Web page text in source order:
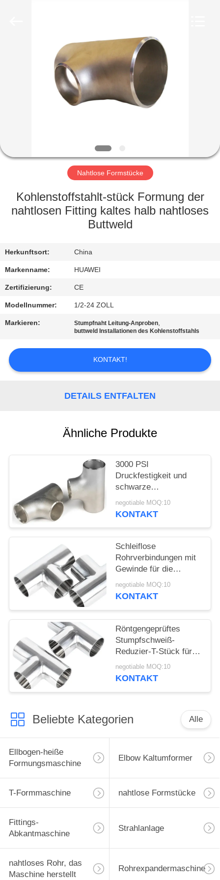
PRODUKTE
ÜBER
FABRIK-
QUALITÄTSKONTROLLE
TRETEN
SIE
MIT
IN
VERBINDUNG
NACHRICHTEN
FORDERN
EIN
SITEMAP
PRIVACY
POLICY
Nahtlose Formstücke
Kohlenstoffstahlt-stück Formung der
nahtlosen Fitting kaltes halb nahtloses
Buttweld
Herkunftsort: China
Markenname: HUAWEI
Zertifizierung: CE
Modellnummer: 1/2-24 ZOLL
Markieren: Stumpfnaht Leitung-Anproben,
buttweld Installationen des Kohlenstoffstahls
KONTAKT!
DETAILS ENTFALTEN
Ähnliche Produkte
3000 PSI
Druckfestigkeit und
schwarze
Beschichtung für
Hochdruckanwendungen
negotiable MOQ:10
KONTAKT
Schleiflose
Rohrverbindungen mit
Gewinde für die
Kupferrohrschmiede
negotiable MOQ:10
KONTAKT
Röntgengeprüftes
Stumpfschweiß-
Reduzier-T-Stück für
Erdölanwendungen in
Raffinerien
negotiable MOQ:10
KONTAKT
Beliebte Kategorien Alle
Ellbogen-heiße
Formungsmaschine
Elbow Kaltumformer
T-Formmaschine nahtlose Formstücke
Fittings-
Abkantmaschine
Strahlanlage
nahtloses Rohr, das
Maschine herstellt
Rohrexpandermaschine